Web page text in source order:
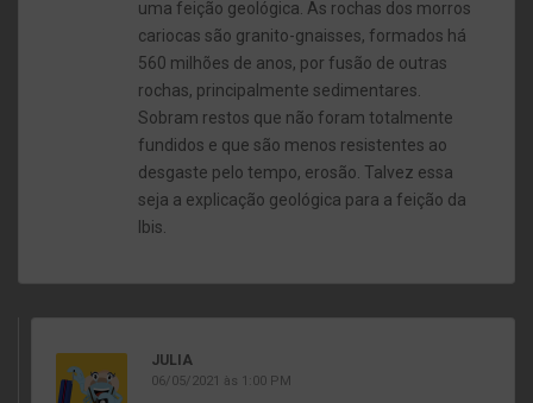
uma feição geológica. As rochas dos morros
cariocas são granito-gnaisses, formados há
560 milhões de anos, por fusão de outras
rochas, principalmente sedimentares.
Sobram restos que não foram totalmente
fundidos e que são menos resistentes ao
desgaste pelo tempo, erosão. Talvez essa
seja a explicação geológica para a feição da
Ibis.
JULIA
06/05/2021 às 1:00 PM